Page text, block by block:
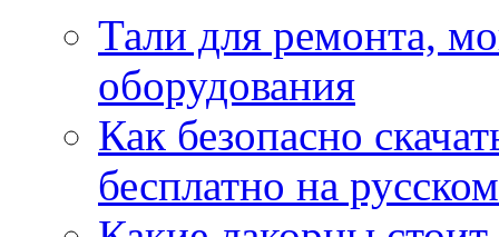
Тали для ремонта,
оборудования
Как безопасно
бесплатно на